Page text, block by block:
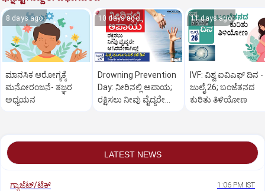
8 days ago
ಮಾನಸಿಕ ಆರೋಗ್ಯಕ್ಕೆ
ಮನೋರಂಜನೆ- ತಜ್ಞರ
ಅಧ್ಯಯನ
10 days ago
Drowning Prevention
Day: ನೀರಿನಲ್ಲಿ ಅಪಾಯ;
ರಕ್ಷಿಸಲು ನೀವು ವೈದ್ಯರೇ
11 days ago
IVF: ವಿಶ್ವ ಐವಿಎಫ್‌ ದಿನ -
ಜುಲೈ 26; ಬಂಜೆತನದ
ಕುರಿತು ತಿಳಿಯೋಣ
LATEST NEWS
ಗ್ಯಾಜೆಟ್/ಟೆಕ್ 1:06 PM IST